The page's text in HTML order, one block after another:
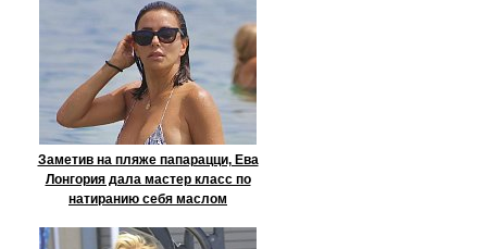
Заметив на пляже папарацци, Ева
Лонгория дала мастер класс по
натиранию себя маслом